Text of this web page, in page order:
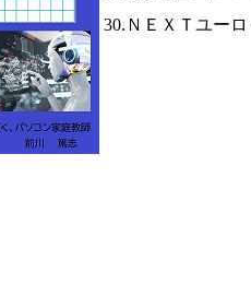
30.ＮＥＸＴユー